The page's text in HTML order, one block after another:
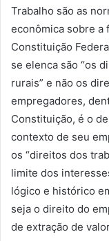
Trabalho são as
econômica sobre a
Constituição
se elenca são “os
rurais” e não os
empregadores,
Constituição, é o
contexto de seu
os “direitos dos
limite dos
lógico e histórico
seja o direito do
de extração de